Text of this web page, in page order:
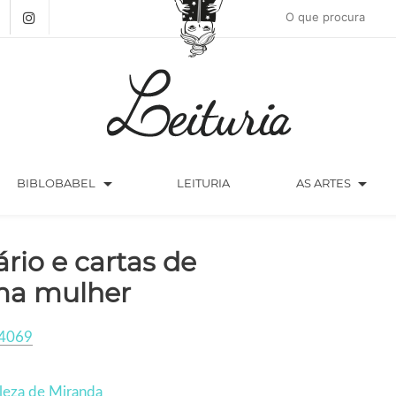
BIBLOBABEL arrow_drop_down LEITURIA AS ARTES arrow_drop_down
e cartas de
mulher
de Miranda